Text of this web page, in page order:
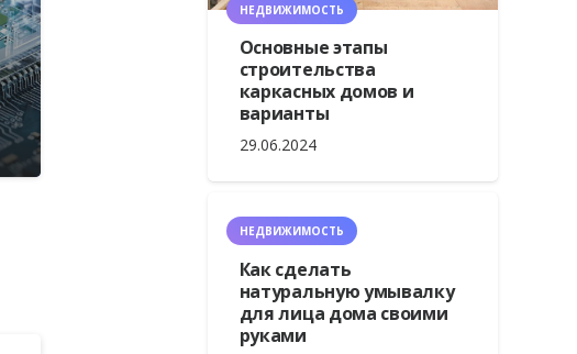
НЕДВИЖИМОСТЬ
Основные этапы
строительства
каркасных домов и
варианты
29.06.2024
НЕДВИЖИМОСТЬ
Как сделать
натуральную умывалку
для лица дома своими
руками